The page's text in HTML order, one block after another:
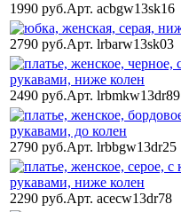
1990 руб.Арт. acbgw13sk16
2790 руб.Арт. lrbarw13sk03
2490 руб.Арт. lrbmkw13dr89
2790 руб.Арт. lrbbgw13dr25
2290 руб.Арт. acecw13dr78